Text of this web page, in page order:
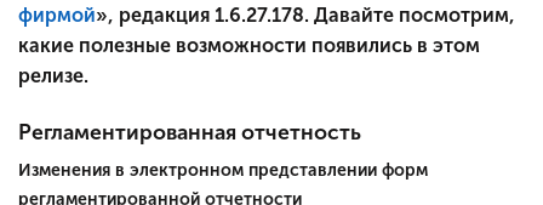
фирмой», редакция 1.6.27.178. Давайте посмотрим,
какие полезные возможности появились в этом
релизе.
Регламентированная отчетность
Изменения в электронном представлении форм
регламентированной отчетности